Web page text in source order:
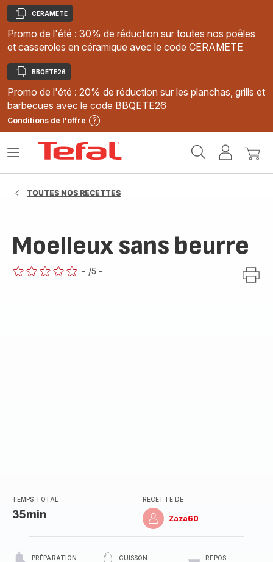
Copier
CERAMETE
Promo de l'été : 30% de réduction sur toutes nos poêles
et casseroles en céramique avec le code CERAMETE
Copier
BBQETE26
Promo de l'été : 20% de réduction sur les planchas, grills et
barbecues avec le code BBQETE26
Conditions de l'offre
MonMon
Ouvrir
TOUTES NOS RECETTES
Moelleux sans beurre
- /5 -
TEMPS TOTAL
35min
RECETTE DE
Zaza60
PRÉPARATION CUISSON REPOS